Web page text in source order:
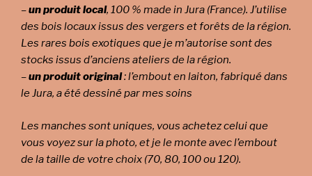
–un produit local, 100 % made in Jura (France). J’utilise
des bois locaux issus des vergers et forêts de la région.
Les rares bois exotiques que je m’autorise sont des
stocks issus d’anciens ateliers de la région.
–un produit original: l’embout en laiton, fabriqué dans
le Jura, a été dessiné par mes soins
Les manches sont uniques, vous achetez celui que
vous voyez sur la photo, et je le monte avec l’embout
de la taille de votre choix (70, 80, 100 ou 120).